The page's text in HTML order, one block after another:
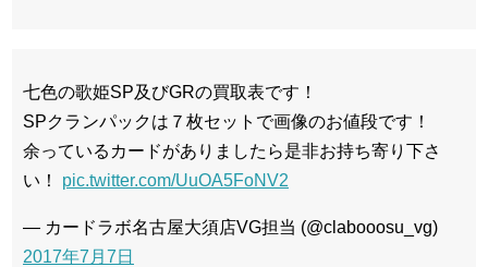
七色の歌姫SP及びGRの買取表です！
SPクランパックは７枚セットで画像のお値段です！
余っているカードがありましたら是非お持ち寄り下さ
い！ pic.twitter.com/UuOA5FoNV2
— カードラボ名古屋大須店VG担当 (@clabooosu_vg)
2017年7月7日